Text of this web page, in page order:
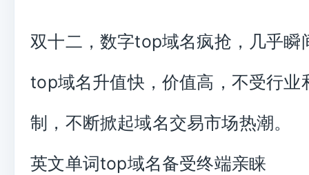
双十二，数字top域名疯抢，几乎瞬
top域名升值快，价值高，不受行业
制，不断掀起域名交易市场热潮。
英文单词top域名备受终端亲睐